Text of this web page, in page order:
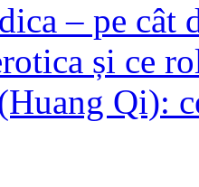
– pe cât
și ce
Qi):